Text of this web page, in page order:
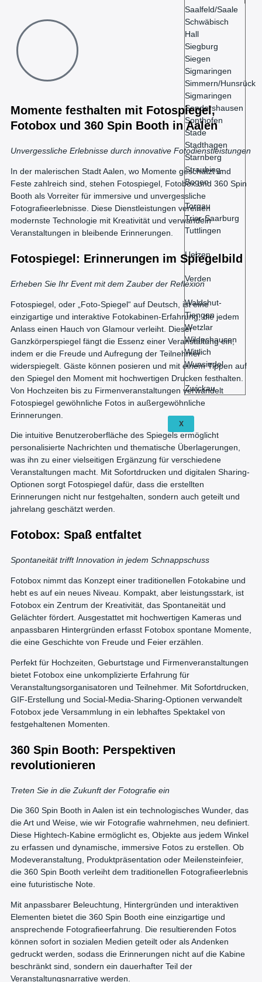
Saalfeld/Saale
Schwäbisch
Hall
Siegburg
Siegen
Sigmaringen
Simmern/Hunsrück
Sigmaringen
Sondershausen
Sonthofen
Stade
Stadthagen
Starnberg
Straubing-
Bogen
Torgau
Trier-Saarburg
Tuttlingen
Uelzen
Verden
Waldshut-
Tiengen
Wetzlar
Wildeshausen
Wittlich
Wunsiedel
Zwickau
X
Momente festhalten mit Fotospiegel,
Fotobox und 360 Spin Booth in Aalen
Unvergessliche Erlebnisse durch innovative Fotodienstleistungen
In der malerischen Stadt Aalen, wo Momente geschätzt und
Feste zahlreich sind, stehen Fotospiegel, Fotobox und 360 Spin
Booth als Vorreiter für immersive und unvergessliche
Fotografieerlebnisse. Diese Dienstleistungen vereinen
modernste Technologie mit Kreativität und verwandeln
Veranstaltungen in bleibende Erinnerungen.
Fotospiegel: Erinnerungen im Spiegelbild
Erheben Sie Ihr Event mit dem Zauber der Reflexion
Fotospiegel, oder „Foto-Spiegel“ auf Deutsch, ist eine
einzigartige und interaktive Fotokabinen-Erfahrung, die jedem
Anlass einen Hauch von Glamour verleiht. Dieser
Ganzkörperspiegel fängt die Essenz einer Veranstaltung ein,
indem er die Freude und Aufregung der Teilnehmer
widerspiegelt. Gäste können posieren und mit einem Tippen auf
den Spiegel den Moment mit hochwertigen Drucken festhalten.
Von Hochzeiten bis zu Firmenveranstaltungen verwandelt
Fotospiegel gewöhnliche Fotos in außergewöhnliche
Erinnerungen.
Die intuitive Benutzeroberfläche des Spiegels ermöglicht
personalisierte Nachrichten und thematische Überlagerungen,
was ihn zu einer vielseitigen Ergänzung für verschiedene
Veranstaltungen macht. Mit Sofortdrucken und digitalen Sharing-
Optionen sorgt Fotospiegel dafür, dass die erstellten
Erinnerungen nicht nur festgehalten, sondern auch geteilt und
jahrelang geschätzt werden.
Fotobox: Spaß entfaltet
Spontaneität trifft Innovation in jedem Schnappschuss
Fotobox nimmt das Konzept einer traditionellen Fotokabine und
hebt es auf ein neues Niveau. Kompakt, aber leistungsstark, ist
Fotobox ein Zentrum der Kreativität, das Spontaneität und
Gelächter fördert. Ausgestattet mit hochwertigen Kameras und
anpassbaren Hintergründen erfasst Fotobox spontane Momente,
die eine Geschichte von Freude und Feier erzählen.
Perfekt für Hochzeiten, Geburtstage und Firmenveranstaltungen
bietet Fotobox eine unkomplizierte Erfahrung für
Veranstaltungsorganisatoren und Teilnehmer. Mit Sofortdrucken,
GIF-Erstellung und Social-Media-Sharing-Optionen verwandelt
Fotobox jede Versammlung in ein lebhaftes Spektakel von
festgehaltenen Momenten.
360 Spin Booth: Perspektiven
revolutionieren
Treten Sie in die Zukunft der Fotografie ein
Die 360 Spin Booth in Aalen ist ein technologisches Wunder, das
die Art und Weise, wie wir Fotografie wahrnehmen, neu definiert.
Diese Hightech-Kabine ermöglicht es, Objekte aus jedem Winkel
zu erfassen und dynamische, immersive Fotos zu erstellen. Ob
Modeveranstaltung, Produktpräsentation oder Meilensteinfeier,
die 360 Spin Booth verleiht dem traditionellen Fotografieerlebnis
eine futuristische Note.
Mit anpassbarer Beleuchtung, Hintergründen und interaktiven
Elementen bietet die 360 Spin Booth eine einzigartige und
ansprechende Fotografieerfahrung. Die resultierenden Fotos
können sofort in sozialen Medien geteilt oder als Andenken
gedruckt werden, sodass die Erinnerungen nicht auf die Kabine
beschränkt sind, sondern ein dauerhafter Teil der
Veranstaltungsnarrative werden.